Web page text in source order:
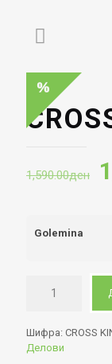
1,590.00ден
Golemina
Шифра: CROSS
Делови